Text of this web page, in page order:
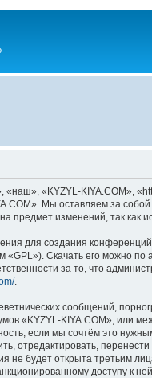
«KYZYL-KIYA.COM»,
Мы оставляем за
предмет изменений, так
для создания
«GPL»). Скачать его можно по
за то, что
.
сообщений,
«KYZYL-KIYA.COM»,
если мы сочтём это
отредактировать,
не будет открыта третьим
доступу к ней.